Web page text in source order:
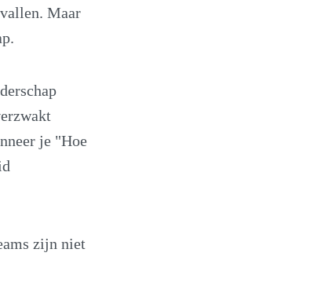
Maar
je "Hoe
zijn niet